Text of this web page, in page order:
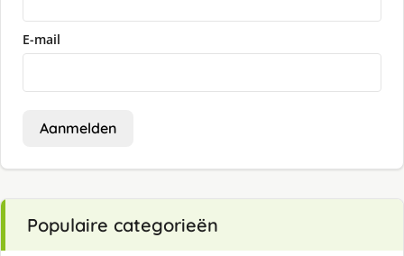
E-mail
Aanmelden
Populaire categorieën